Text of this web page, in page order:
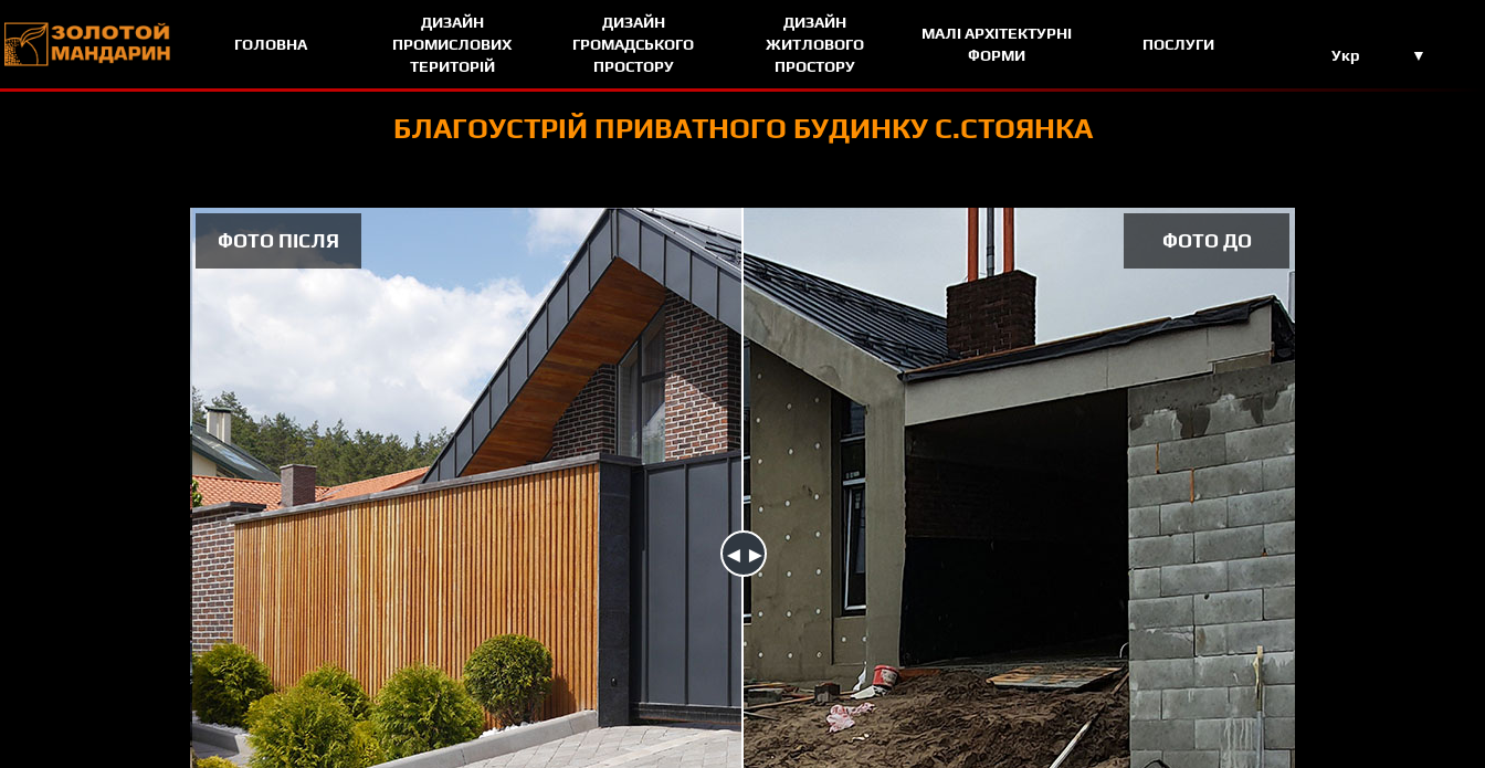
ГОЛОВНА
ДИЗАЙН
ПРОМИСЛОВИХ
ТЕРИТОРІЙ
ДИЗАЙН
ГРОМАДСЬКОГО
ПРОСТОРУ
ДИЗАЙН
ЖИТЛОВОГО
ПРОСТОРУ
МАЛІ АРХІТЕКТУРНІ
ФОРМИ
ПОСЛУГИ
Укр
БЛАГОУСТРІЙ ПРИВАТНОГО БУДИНКУ С.СТОЯНКА
ФОТО ДО
ФОТО ПІСЛЯ